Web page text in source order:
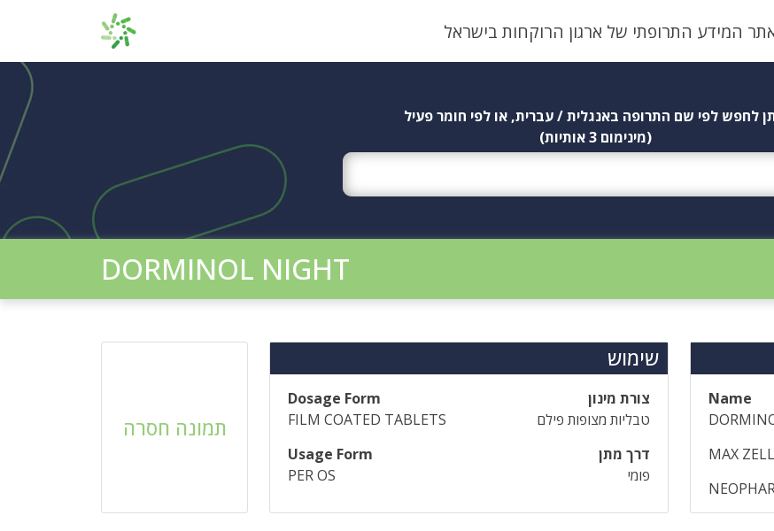
המידע התרופתי של ארגון הרוקחות בישראל
לחפש לפי שם התרופה באנגלית / עברית, או לפי חומר פעיל
(מינימום 3 אותיות)
DORMINOL NIGHT
Name
MAX
שימוש
צורת מינון
Dosage Form
טבליות מצופות פילם
FILM COATED TABLETS
דרך מתן
Usage Form
פומי
PER OS
תמונה חסרה